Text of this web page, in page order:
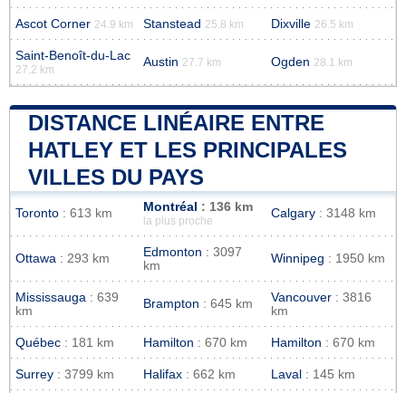
Ascot Corner 24.9 km Stanstead 25.8 km Dixville 26.5 km
Saint-Benoît-du-Lac
27.2 km
Austin 27.7 km Ogden 28.1 km
DISTANCE LINÉAIRE ENTRE
HATLEY ET LES PRINCIPALES
VILLES DU PAYS
Toronto : 613 km Montréal : 136 km
la plus proche
Calgary : 3148 km
Ottawa : 293 km Edmonton : 3097
km
Winnipeg : 1950 km
Mississauga : 639
km
Brampton : 645 km Vancouver : 3816
km
Québec : 181 km Hamilton : 670 km Hamilton : 670 km
Surrey : 3799 km Halifax : 662 km Laval : 145 km